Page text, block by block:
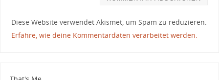
Diese Website verwendet Akismet, um Spam zu reduzieren.
Erfahre, wie deine Kommentardaten verarbeitet werden.